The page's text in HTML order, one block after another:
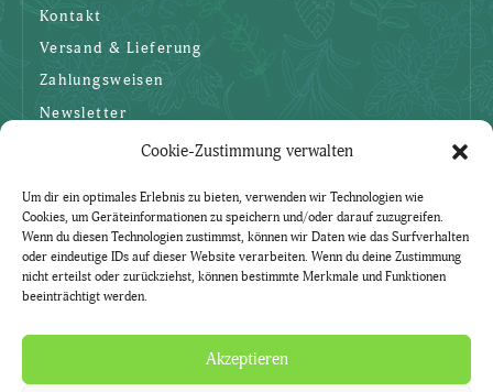
Cookie-Zustimmung verwalten
Um dir ein optimales Erlebnis zu bieten, verwenden wir Technologien wie
Cookies, um Geräteinformationen zu speichern und/oder darauf zuzugreifen.
Wenn du diesen Technologien zustimmst, können wir Daten wie das Surfverhalten
oder eindeutige IDs auf dieser Website verarbeiten. Wenn du deine Zustimmung
nicht erteilst oder zurückziehst, können bestimmte Merkmale und Funktionen
beeinträchtigt werden.
Akzeptieren
Kontakt
Versand & Lieferung
Zahlungsweisen
Newsletter
SICHERHEIT
AGBs
Datenschutzerklärung
Widerruf
Impressum